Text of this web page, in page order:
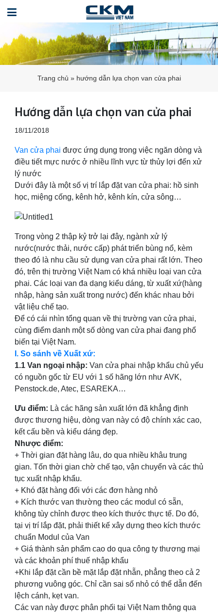
Trang chủ » hướng dẫn lựa chọn van cửa phai
Hướng dẫn lựa chọn van cửa phai
18/11/2018
Van cửa phai được ứng dụng trong việc ngăn dòng và
điều tiết mực nước ở nhiều lĩnh vực từ thủy lợi đến xử
lý nước
Dưới đây là một số vị trí lắp đặt van cửa phai: hồ sinh
học, miệng cống, kênh hở, kênh kín, cửa sông…
Trong vòng 2 thập kỷ trở lại đây, ngành xử lý
nước(nước thải, nước cấp) phát triển bùng nổ, kèm
theo đó là nhu cầu sử dụng van cửa phai rất lớn. Theo
đó, trên thị trường Việt Nam có khá nhiều loại van cửa
phai. Các loại van đa dạng kiểu dáng, từ xuất xứ(hàng
nhập, hàng sản xuất trong nước) đến khác nhau bởi
vật liệu chế tạo.
Để có cái nhìn tổng quan về thị trường van cửa phai,
cùng điểm danh một số dòng van cửa phai đang phổ
biến tại Việt Nam.
I. So sánh về Xuất xứ:
1.1 Van ngoại nhập: Van cửa phai nhập khẩu chủ yếu
có nguồn gốc từ EU với 1 số hãng lớn như AVK,
Penstock.de, Atec, ESAREKA…
Ưu điểm: Là các hãng sản xuất lớn đã khẳng định
được thương hiệu, dòng van này có độ chính xác cao,
kết cấu bền và kiểu dáng đẹp.
Nhược điểm:
+ Thời gian đặt hàng lâu, do qua nhiều khâu trung
gian. Tốn thời gian chờ chế tạo, vận chuyển và các thủ
tục xuất nhập khẩu.
+ Khó đặt hàng đối với các đơn hàng nhỏ
+ Kích thước van thường theo các modul có sẵn,
không tùy chỉnh được theo kích thước thực tế. Do đó,
tại vị trí lắp đặt, phải thiết kế xây dựng theo kích thước
chuẩn Modul của Van
+ Giá thành sản phẩm cao do qua công ty thương mại
và các khoản phí thuế nhập khẩu
+Khi lắp đặt cần bề mặt lắp đặt nhẵn, phẳng theo cả 2
phương vuông góc. Chỉ cần sai số nhỏ có thể dẫn đến
lệch cánh, kẹt van.
Các van này được phân phối tại Việt Nam thông qua